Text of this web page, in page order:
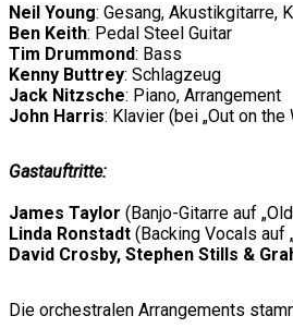
Neil Young: Gesang, Akustikgitarre,
Ben Keith: Pedal Steel Guitar
Tim Drummond: Bass
Kenny Buttrey: Schlagzeug
Jack Nitzsche: Piano, Arrangement
John Harris: Klavier (bei „Out on the
Gastauftritte:
James Taylor (Banjo-Gitarre auf
Linda Ronstadt (Backing Vocals auf
David Crosby, Stephen Stills &
Die orchestralen Arrangements